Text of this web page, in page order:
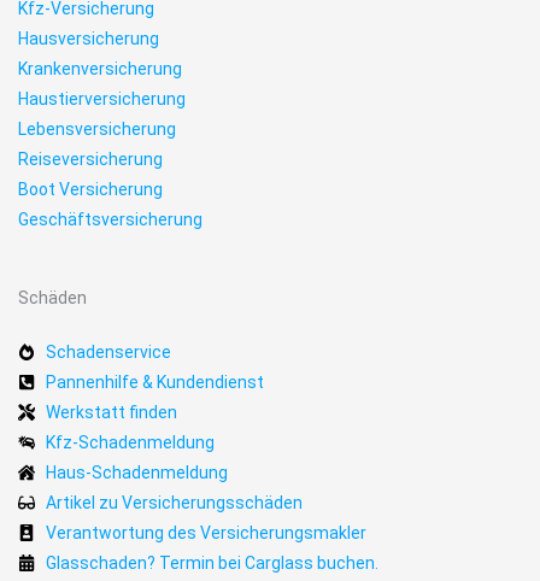
Kfz-Versicherung
Hausversicherung
Krankenversicherung
Haustierversicherung
Lebensversicherung
Reiseversicherung
Boot Versicherung
Geschäftsversicherung
Schäden
Schadenservice
Pannenhilfe & Kundendienst
Werkstatt finden
Kfz-Schadenmeldung
Haus-Schadenmeldung
Artikel zu Versicherungsschäden
Verantwortung des Versicherungsmakler
Glasschaden? Termin bei Carglass buchen.